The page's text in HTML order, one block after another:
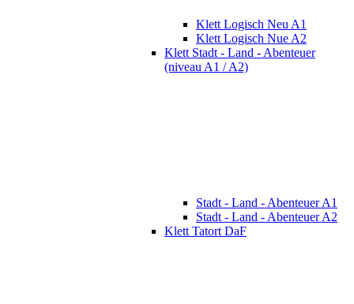
Klett Logisch Neu A1
Klett Logisch Nue A2
Klett Stadt - Land - Abenteuer
(niveau A1 / A2)
Stadt - Land - Abenteuer A1
Stadt - Land - Abenteuer A2
Klett Tatort DaF